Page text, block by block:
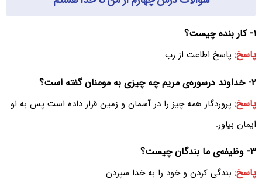
۱- کار بنده چیست؟
پاسخ: پاسخ اطاعت از رب.
۲- خداوند درسوره‌ی مریم چه چیزی به مومنان گفته است؟
پاسخ: پروردگار همه چیز را در آسمان و زمین قرار داده است پس به او
ایمان بیاور.
۳- وظیفه‌ی ما بندگان چیست؟
پاسخ: بندگی کردن و خود را به خدا سپردن.